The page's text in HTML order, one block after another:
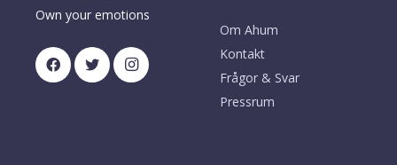
Own your emotions
Om Ahum
Kontakt
Frågor & Svar
Pressrum